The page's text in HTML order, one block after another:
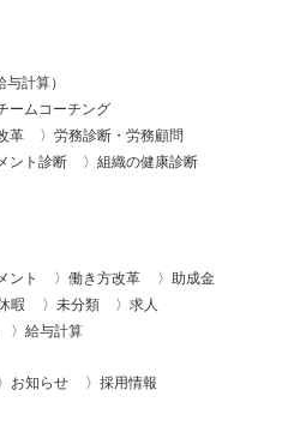
計算）
ームコーチング
革
労務診断・労務顧問
ント診断
組織の健康診断
ント 働き方改革
助成金
暇 未分類
求人
給与計算
お知らせ 採用情報